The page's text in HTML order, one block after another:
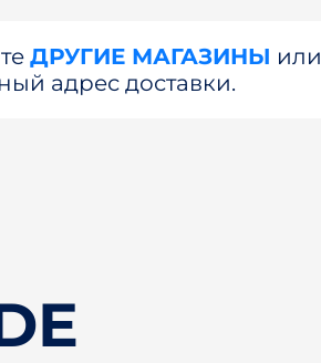
ДРУГИЕ МАГАЗИНЫ или
адрес доставки.